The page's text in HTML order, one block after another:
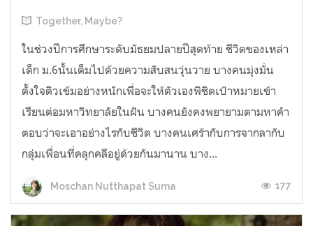
Together, Maybe?
ในช่วงปีการศึกษาระดับมัธยมปลายปีสุดท้าย ชีวิตของเหล่า
เด็ก ม.6นั้นเต็มไปด้วยความสับสนวุ่นวาย บางคนมุ่งมั่น
ตั้งใจติวเข้มอย่างหนักเพื่อจะให้ตัวเองพิชิตเป้าหมายเข้า
เรียนต่อมหาวิทยาลัยในฝัน บางคนยังคงพยายามตามหาคำ
ตอบว่าจะเอาอย่างไรกับชีวิต บางคนเศร้ากับการจากลากับ
กลุ่มเพื่อนที่คลุกคลีอยู่ด้วยกันมานาน บาง...
Moschan Nutthapat Suma 177